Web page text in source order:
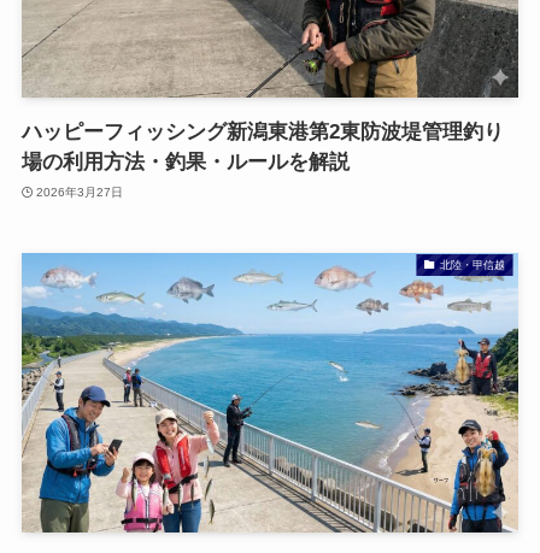
ハッピーフィッシング新潟東港第2東防波堤管理釣り
場の利用方法・釣果・ルールを解説
2026年3月27日
北陸・甲信越